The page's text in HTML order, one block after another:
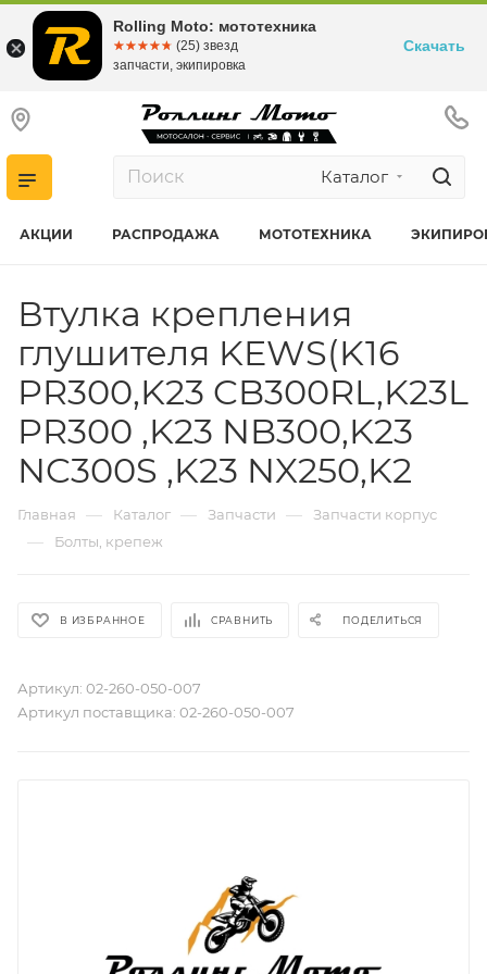
Каталог
АКЦИИ РАСПРОДАЖА МОТОТЕХНИКА
Втулка крепления
глушителя KEWS(K16
PR300,K23 CB300RL,K23L
PR300 ,K23 NB300,K23
NC300S ,K23 NX250,K2
Главная — Каталог — Запчасти — Запчасти корпус
— Болты, крепеж
В ИЗБРАННОЕ СРАВНИТЬ ПОДЕЛИТЬСЯ
Артикул: 02-260-050-007
Артикул поставщика: 02-260-050-007
Rolling Moto: мототехника
☆☆☆☆☆
★★★★★ (25) звезд
запчасти, экипировка
Скачать